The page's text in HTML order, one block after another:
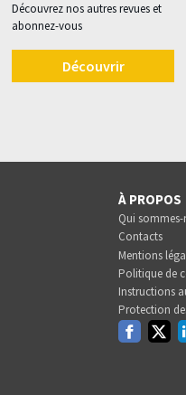
Découvrez nos autres revues et
abonnez-vous
Découvrir
À PROPOS
Qui sommes-
Contacts
Mentions
Politique de
Instructions
Protection
Facebook